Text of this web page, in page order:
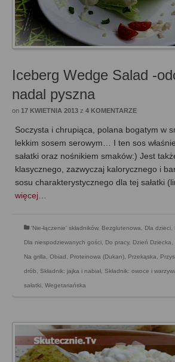
Iceberg Wedge Salad -
nadal pyszna
on 17 KWIETNIA 2013 z 4 KOMENTARZE
Soczysta i chrupiąca, polana bogatym w
lekkim sosem serowym… I ten sos
sałatki oraz nośnikiem smaków:) Jest
klasycznego, zazwyczaj kalorycznego i
sosu charakterystycznego dla tej sałatki
więcej…
'Nie-łączenie' składników, Bezglutenowa Dla dzieci
Dla niespodziewanych gości Do pracy, Dzień Dziecka
Na grilla Obiad Proteinowa (Dukan) Przekąska
drób Składnik: jajka i nabiał Składnik: owoce i
sałatki Wegetariańska